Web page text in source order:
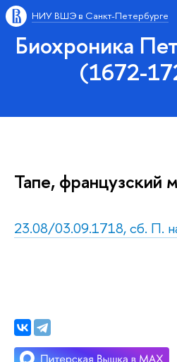
НИУ ВШЭ в Санкт-Петербурге
Биохроника
(1672-
Тапе, французский
23.08/03.09.1718, сб. П.